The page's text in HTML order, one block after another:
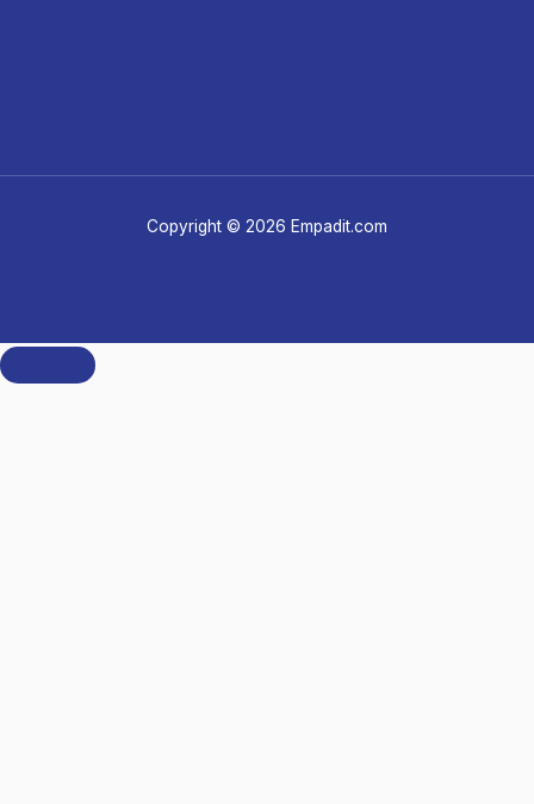
Copyright © 2026 Empadit.com